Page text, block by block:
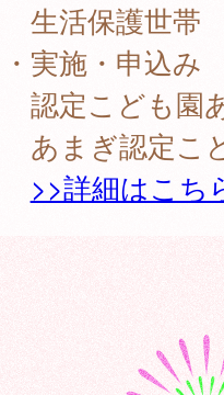
生活保護世帯
・実施・申込み
認定こども園
あまぎ認定こ
>>詳細はこち